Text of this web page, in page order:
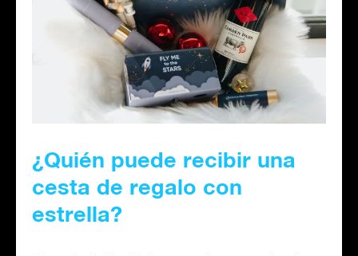
¿Quién puede recibir una
cesta de regalo con
estrella?